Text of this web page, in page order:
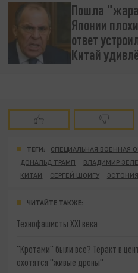
Пошла
Японии
ответ
Китай
ТЕГИ:
СПЕЦИАЛЬНАЯ ВОЕННАЯ
ДОНАЛЬД ТРАМП
ВЛАДИМИР
КИТАЙ
СЕРГЕЙ ШОЙГУ ЭСТОНИЯ
ЧИТАЙТЕ ТАКЖЕ:
Технофашисты XXI века
"Кротами" были все? Теракт в
охотятся "живые дроны"